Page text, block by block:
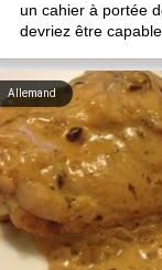
un cahier à portée
devriez être
Allemand